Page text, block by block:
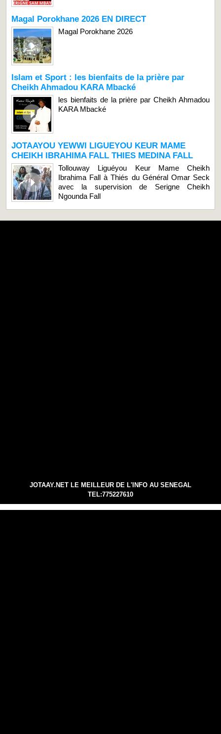
Magal Porokhane 2026 EN DIRECT
Magal Porokhane 2026
Islam et Sport : les bienfaits de la prière par
Cheikh Ahmadou KARA Mbacké
les bienfaits de la prière par Cheikh Ahmadou
KARA Mbacké
JOTAAYOU YEWWI LIGUEYOU KEUR MAME
CHEIKH IBRAHIMA FALL THIES MEDINA FALL
Tollouway Liguéyou Keur Mame Cheikh
Ibrahima Fall à Thiés du Général Omar Seck
avec la supervision de Serigne Cheikh
Ngounda Fall
JOTAAY.NET LE MEILLEUR DE L'INFO AU SENEGAL
TEL:775227610